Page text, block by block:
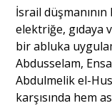
İsrail
elektriğe, gıdaya
bir abluka
Abdusselam,
Abdulmelik el-
karşısında hem